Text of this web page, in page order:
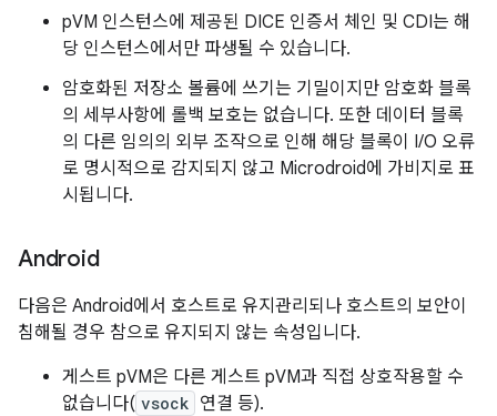
pVM 인스턴스에 제공된 DICE 인증서 체인 및 CDI는 해
당 인스턴스에서만 파생될 수 있습니다.
암호화된 저장소 볼륨에 쓰기는 기밀이지만 암호화 블록
의 세부사항에 롤백 보호는 없습니다. 또한 데이터 블록
의 다른 임의의 외부 조작으로 인해 해당 블록이 I/O 오류
로 명시적으로 감지되지 않고 Microdroid에 가비지로 표
시됩니다.
Android
다음은 Android에서 호스트로 유지관리되나 호스트의 보안이
침해될 경우 참으로 유지되지 않는 속성입니다.
게스트 pVM은 다른 게스트 pVM과 직접 상호작용할 수
없습니다( vsock 연결 등).